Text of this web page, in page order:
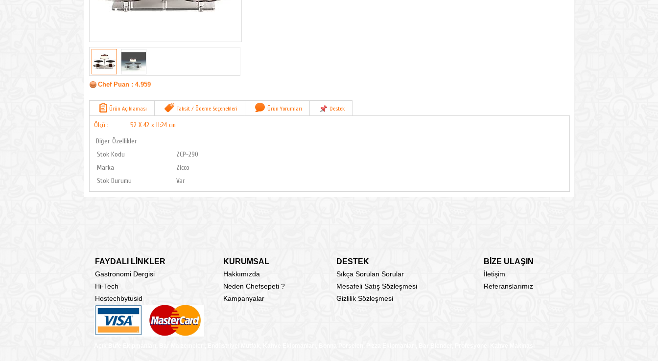
Chef Puan : 4.959
Ürün Açıklaması Taksit / Ödeme Seçenekleri Ürün Yorumları Destek
Ölçü :
52 X 42 x H:24 cm
Diğer Özellikler
Stok Kodu
ZCP-290
Marka
Zicco
Stok Durumu
Var
FAYDALI LİNKLER KURUMSAL DESTEK BİZE ULAŞIN
Gastronomi Dergisi Hakkımızda Sıkça Sorulan Sorular
İletişim
Hi-Tech
Neden Chefsepeti ? Mesafeli Satış Sözleşmesi
Referanslarımız
Hostechbytusid
Kampanyalar Gizlilik Sözleşmesi